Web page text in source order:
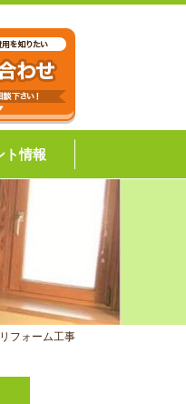
ト情報
フォーム工事